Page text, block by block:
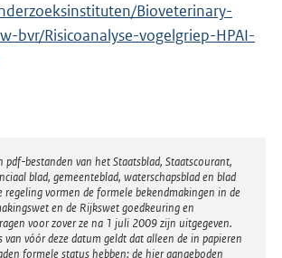
Bioveterinary-
bvr/Risicoanalyse-vogelgriep-HPAI-
pdf-bestanden van het Staatsblad, Staatscourant,
blad, gemeenteblad, waterschapsblad en blad
regeling vormen de formele bekendmakingen in de
en de Rijkswet goedkeuring en
voor zover ze na 1 juli 2009 zijn uitgegeven.
vóór deze datum geldt dat alleen de in papieren
formele status hebben; de hier aangeboden